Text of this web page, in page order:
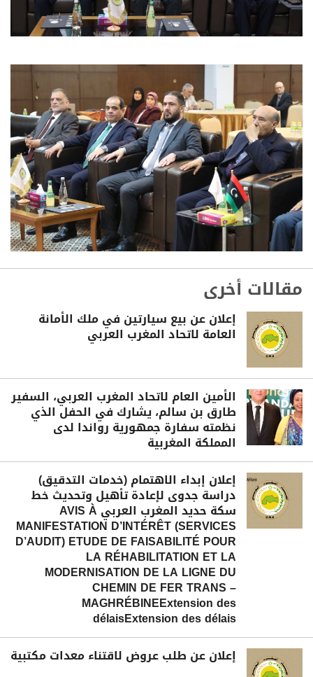
مقالات أخرى
إعلان عن بيع سيارتين في ملك الأمانة
العامة لاتحاد المغرب العربي
الأمين العام لاتحاد المغرب العربي، السفير
طارق بن سالم، يشارك في الحفل الذي
نظمته سفارة جمهورية رواندا لدى
المملكة المغربية
إعلان إبداء الاهتمام (خدمات التدقيق)
دراسة جدوى لإعادة تأهيل وتحديث خط
سكة حديد المغرب العربي AVIS À
MANIFESTATION D’INTÉRÊT (SERVICES
D’AUDIT) ETUDE DE FAISABILITÉ POUR
LA RÉHABILITATION ET LA
MODERNISATION DE LA LIGNE DU
CHEMIN DE FER TRANS –
MAGHRÉBINEExtension des
délaisExtension des délais
إعلان عن طلب عروض لاقتناء معدات مكتبية